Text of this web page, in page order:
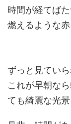
時間が経てば
燃えるような赤
ずっと見ていら
これが早朝な
ても綺麗な光景